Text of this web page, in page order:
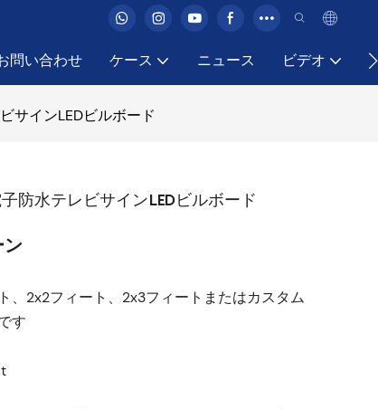
問い合わせ ケース ニュース ビデオ
サインLEDビルボード
防水テレビサインLEDビルボード
、2x2フィート、2x3フィートまたはカスタム
す